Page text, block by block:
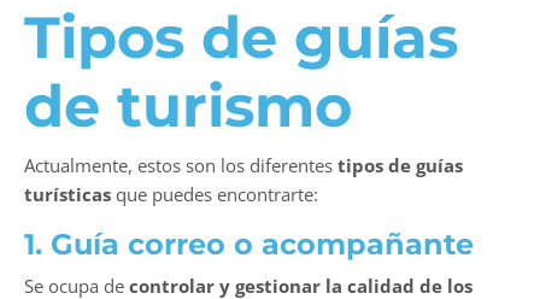
Tipos de guías
de turismo
Actualmente, estos son los diferentes tipos de guías
turísticas que puedes encontrarte:
1. Guía correo o acompañante
Se ocupa de controlar y gestionar la calidad de los